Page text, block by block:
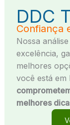
DDC
Confiança
Nossa
excelência,
melhores
você está em
melhores